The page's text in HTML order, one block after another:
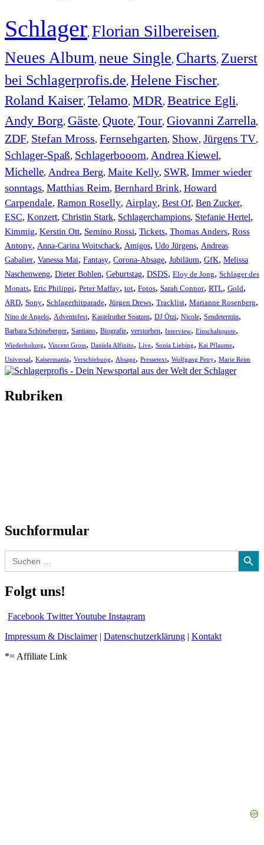
Schlager, Florian Silbereisen,
Neues Album, neue Single, Charts, Zuerst
bei Schlagerprofis.de, Helene Fischer,
Roland Kaiser, Telamo, MDR, Beatrice Egli,
Andy Borg, Gäste, Quote, Tour, Giovanni Zarrella,
ZDF, Stefan Mross, Fernsehgarten, Show, Jürgens TV,
Schlager-Spaß, Schlagerbooom, Andrea Kiewel,
Michelle, Andrea Berg, Maite Kelly, SWR, Immer wieder
sonntags, Matthias Reim, Bernhard Brink, Howard
Carpendale, Ramon Roselly, Airplay, Best Of, Ben Zucker,
ESC, Konzert, Christin Stark, Schlagerchampions, Stefanie Hertel,
Kimmig, Kerstin Ott, Semino Rossi, Tickets, Thomas Anders, Ross
Antony, Anna-Carina Woitschack, Amigos, Udo Jürgens, Andreas
Gabalier, Vanessa Mai, Fantasy, Corona-Absage, Jubiläum, GfK, Melissa
Naschenweng, Dieter Bohlen, Geburtstag, DSDS, Eloy de Jong, Schlager des
Monats, Eric Philippi, Peter Maffay, tot, Fotos, Sarah Connor, RTL, Gold,
ARD, Sony, Schlagerhitparade, Jürgen Drews, Tracklist, Marianne Rosenberg,
Nino de Angelo, Adventsfest, Kastelruther Spatzen, DJ Ötzi, Nicole, Sendetermin,
Barbara Schöneberger, Santiano, Biografie, verstorben, Interview, Einschaltquote,
Wiederholung, Vincent Gross, Daniela Alfinito, Live, Sonia Liebing, Kai Pflaume,
Universal , Kaisermania, Verschiebung, Absage, Pressetext, Wolfgang Petry, Marie Reim
Rubriken
Suchformular
Search
for:
Search Button
Folgt uns!
Facebook TwitterYoutube Instagram
Impressum & Disclaimer| Datenschutzerklärung | Kontakt
*= Affiliate Link